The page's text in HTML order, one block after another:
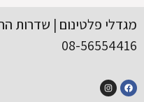
08-